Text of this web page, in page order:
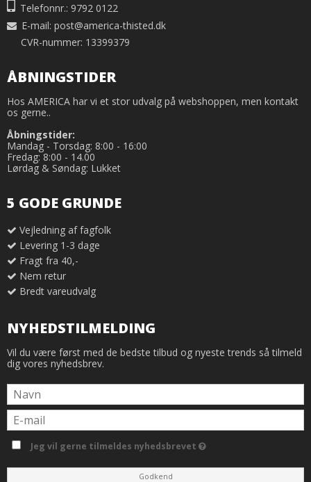
Telefonnr.: 9792 0122
E-mail: post@america-thisted.dk
CVR-nummer: 13399379
ÅBNINGSTIDER
Hos AMERICA har vi et stor udvalg på webshoppen, men kontakt
os gerne..
Åbningstider:
Mandag - Torsdag: 8:00 - 16:00
Fredag: 8:00 - 14.00
Lørdag & Søndag: Lukket
5 GODE GRUNDE
Vejledning af fagfolk
Levering 1-3 dage
Fragt fra 40,-
Nem retur
Bredt vareudvalg
NYHEDSTILMELDING
Vil du være først med de bedste tilbud og nyeste trends så tilmeld
dig vores nyhedsbrev.
Jeg vil gerne tilmeldes nyhedsbrevet
Godkend